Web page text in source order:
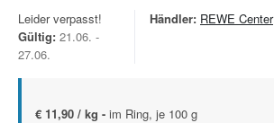
Leider verpasst!
Gültig: 21.06. -
27.06.
Händler: REWE Center
€ 11,90 / kg - im Ring, je 100 g